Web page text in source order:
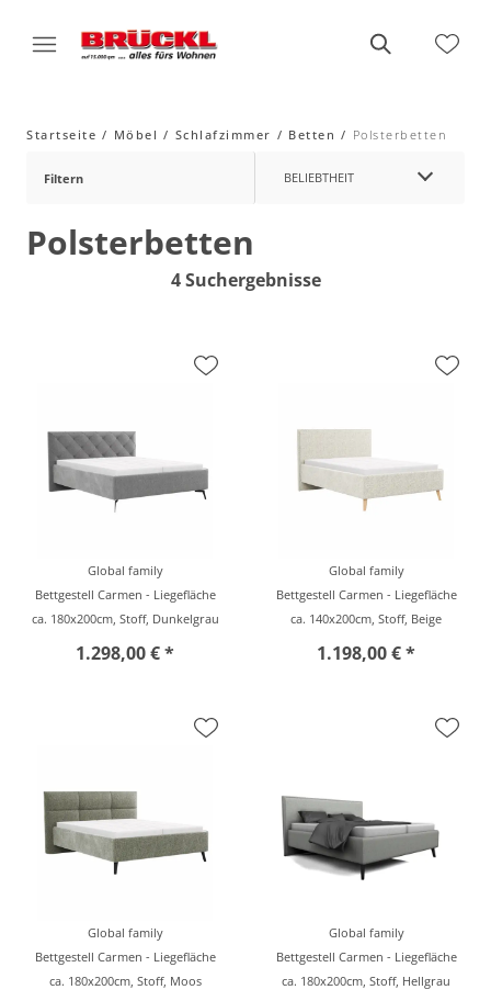
Startseite Möbel Schlafzimmer Betten Polsterbetten
Filtern BELIEBTHEIT
Polsterbetten
4 Suchergebnisse
Global family
Bettgestell Carmen - Liegefläche
ca. 180x200cm, Stoff, Dunkelgrau
1.298,00 € *
Global family
Bettgestell Carmen - Liegefläche
ca. 140x200cm, Stoff, Beige
1.198,00 € *
Global family
Bettgestell Carmen - Liegefläche
ca. 180x200cm, Stoff, Moos
Global family
Bettgestell Carmen - Liegefläche
ca. 180x200cm, Stoff, Hellgrau